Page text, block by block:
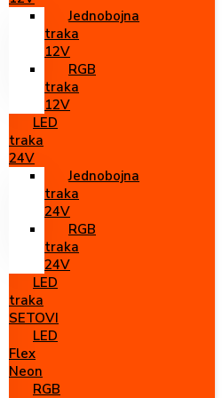
Jednobojna
traka
12V
RGB
traka
12V
LED
traka
24V
Jednobojna
traka
24V
RGB
traka
24V
LED
traka
SETOVI
LED
Flex
Neon
RGB